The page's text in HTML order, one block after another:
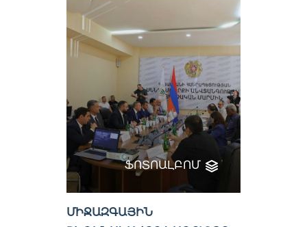
ՖՈՏՈԱԼԲՈՄ
ՄԻՋԱԶԳԱՅԻՆ